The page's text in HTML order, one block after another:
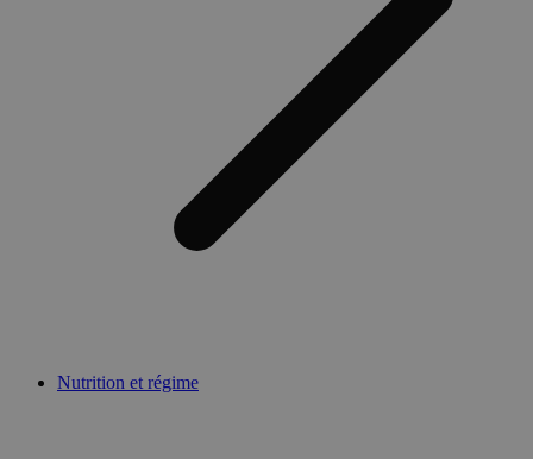
Nutrition et régime